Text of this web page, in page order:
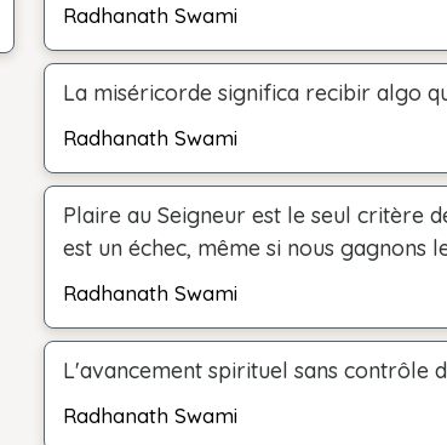
Radhanath Swami
La miséricorde significa recibir algo
Radhanath Swami
Plaire au Seigneur est le seul critère
est un échec, même si nous gagnons
Radhanath Swami
L'avancement spirituel sans contrôle
Radhanath Swami